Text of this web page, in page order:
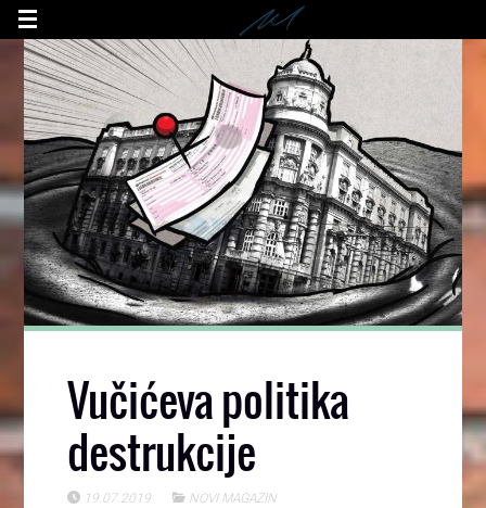
Vučićeva politika
destrukcije
19.07.2019 NOVI MAGAZIN